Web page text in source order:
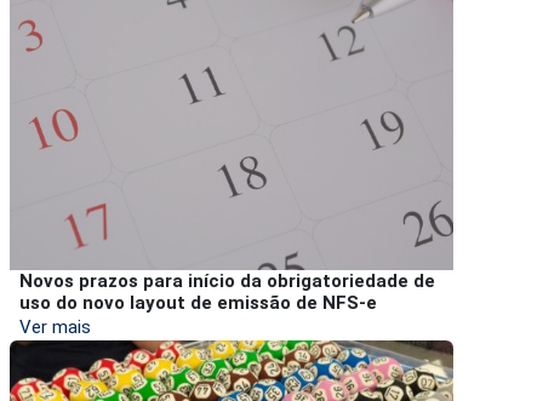
Novos prazos para início da obrigatoriedade de
uso do novo layout de emissão de NFS-e
Ver mais